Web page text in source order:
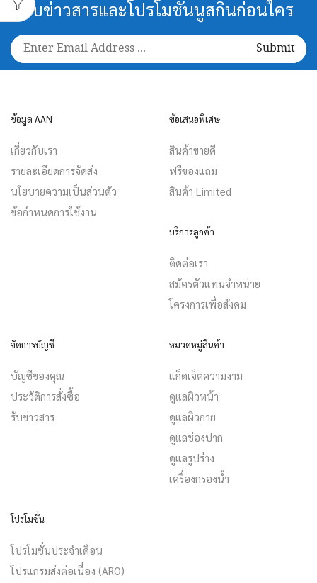
รับข่าวสารและโปรโมชั่นนูสกินก่อนใคร
ข้อมูล AAN
เกี่ยวกับเรา
รายละเอียดการจัดส่ง
นโยบายความเป็นส่วนตัว
ข้อกำหนดการใช้งาน
ข้อเสนอพิเศษ
สินค้าขายดี
ฟรีของแถม
สินค้า Limited
บริการลูกค้า
ติดต่อเรา
สมัครตัวแทนจำหน่าย
โครงการเพื่อสังคม
จัดการบัญชี
บัญชีของคุณ
ประวัติการสั่งซื้อ
รับข่าวสาร
หมวดหมู่สินค้า
แก็ดเจ็ตความงาม
ดูแลผิวหน้า
ดูแลผิวกาย
ดูแลช่องปาก
ดูแลรูปร่าง
เครื่องกรองน้ำ
โปรโมชั่น
โปรโมชั่นประจำเดือน
โปรแกรมส่งต่อเนื่อง (ARO)